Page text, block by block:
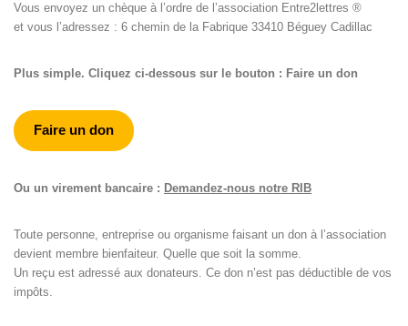
Vous envoyez un chèque à l’ordre de l’association Entre2lettres ®
et vous l’adressez : 6 chemin de la Fabrique 33410 Béguey Cadillac
Plus simple. Cliquez ci-dessous sur le bouton : Faire un don
Faire un don
Ou un virement bancaire : Demandez-nous notre RIB
Toute personne, entreprise ou organisme faisant un don à l’association
devient membre bienfaiteur. Quelle que soit la somme.
Un reçu est adressé aux donateurs. Ce don n’est pas déductible de vos
impôts.